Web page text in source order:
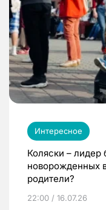
Интересное
Коляски – лидер
новорожденных
родители?
22:00 / 16.07.26